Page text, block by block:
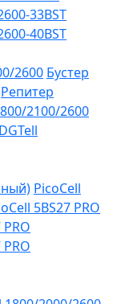
33BST
40BST
2600 Бустер
Репитер
2100/2600
PicoCell
5BS27 PRO